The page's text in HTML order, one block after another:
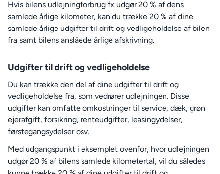
Hvis bilens udlejningforbrug fx udgør 20 % af dens
samlede årlige kilometer, kan du trække 20 % af dine
samlede årlige udgifter til drift og vedligeholdelse af bilen
fra samt bilens anslåede årlige afskrivning.
Udgifter til drift og vedligeholdelse
Du kan trække den del af dine udgifter til drift og
vedligeholdelse fra, som vedrører udlejningen. Disse
udgifter kan omfatte omkostninger til service, dæk, grøn
ejerafgift, forsikring, renteudgifter, leasingydelser,
førstegangsydelser osv.
Med udgangspunkt i eksemplet ovenfor, hvor udlejningen
udgør 20 % af bilens samlede kilometertal, vil du således